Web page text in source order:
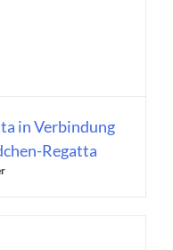
in Verbindung
Regatta